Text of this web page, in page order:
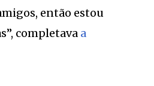
então estou
completava a